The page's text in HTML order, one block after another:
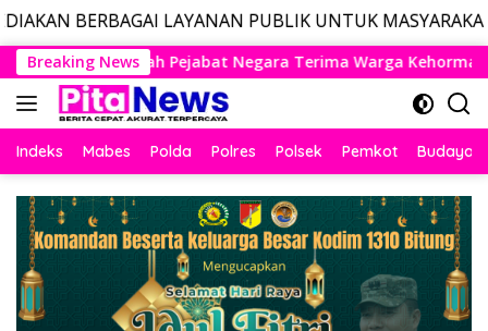
LAYANAN PUBLIK UNTUK MASYARAKAT, LAYANAN
Langsung
ke
konten
Breaking News
Terima Warga Kehormatan dan Brevet Korps Marinir
Indeks Mabes Polda Polres Polsek Pemkot Budaya